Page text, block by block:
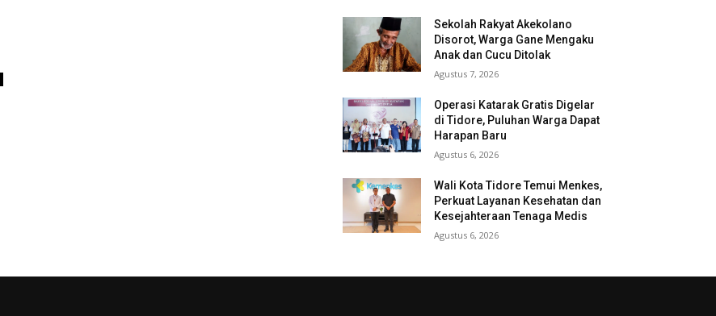
Sekolah Rakyat Akekolano
Disorot, Warga Gane Mengaku
Anak dan Cucu Ditolak
Agustus 7, 2026
Operasi Katarak Gratis Digelar
di Tidore, Puluhan Warga Dapat
Harapan Baru
Agustus 6, 2026
Wali Kota Tidore Temui Menkes,
Perkuat Layanan Kesehatan dan
Kesejahteraan Tenaga Medis
Agustus 6, 2026